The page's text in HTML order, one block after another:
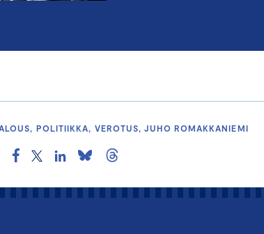
POLITIIKKA, VEROTUS, JUHO ROMAKKANIEMI